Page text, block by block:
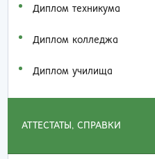
Диплом техникума
Диплом колледжа
Диплом училища
АТТЕСТАТЫ, СПРАВКИ